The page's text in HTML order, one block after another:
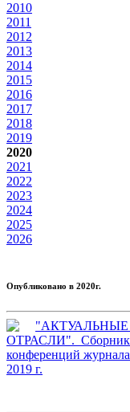
2010
2011
2012
2013
2014
2015
2016
2017
2018
2019
2020
2021
2022
2023
2024
2025
2026
Опубликовано в 2020г.
ОТРАСЛИ". Сборник
конференций
2019 г.